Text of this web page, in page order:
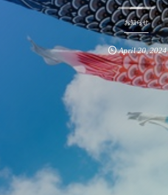
お知らせ
April 20,2024